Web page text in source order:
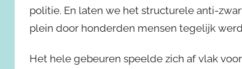
politie. En laten we het structurele anti-
plein door honderden mensen tegelijk
Het hele gebeuren speelde zich af vlak